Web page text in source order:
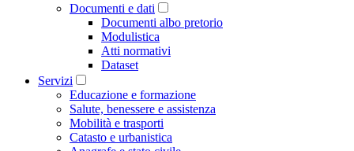
Documenti e dati
Documenti albo pretorio
Modulistica
Atti normativi
Dataset
Servizi
Educazione e formazione
Salute, benessere e assistenza
Mobilità e trasporti
Catasto e urbanistica